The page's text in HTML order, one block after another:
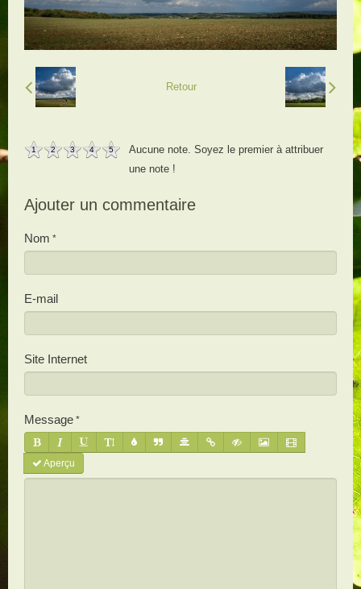
Retour
1 2 3 4 5
Aucune note. Soyez le premier à attribuer
une note !
Ajouter un commentaire
Nom
E-mail
Site Internet
Message
Aperçu